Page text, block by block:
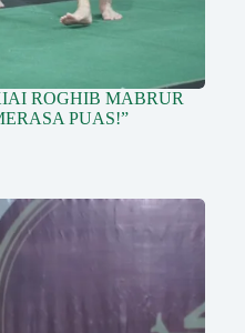
ROGHIB MABRUR
PUAS!”